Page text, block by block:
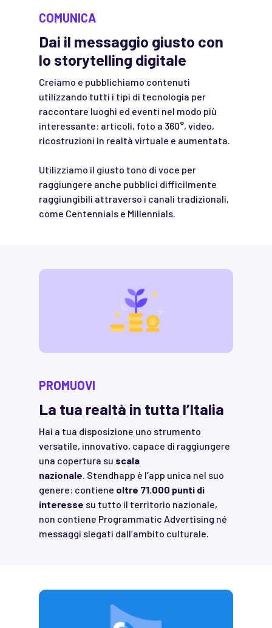
COMUNICA
Dai il messaggio giusto con
lo storytelling digitale
Creiamo e pubblichiamo contenuti
utilizzando tutti i tipi di tecnologia per
raccontare luoghi ed eventi nel modo più
interessante: articoli, foto a 360°, video,
ricostruzioni in realtà virtuale e aumentata.
Utilizziamo il giusto tono di voce per
raggiungere anche pubblici difficilmente
raggiungibili attraverso i canali tradizionali,
come Centennials e Millennials.
PROMUOVI
La tua realtà in tutta l’Italia
Hai a tua disposizione uno strumento
versatile, innovativo, capace di raggiungere
una copertura su scala
nazionale. Stendhapp è l’app unica nel suo
genere: contiene oltre 71.000 punti di
interesse su tutto il territorio nazionale,
non contiene Programmatic Advertising né
messaggi slegati dall’ambito culturale.